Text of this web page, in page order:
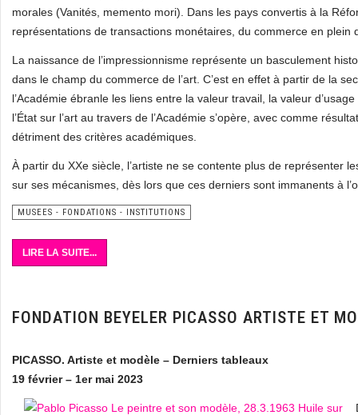
morales (Vanités, memento mori). Dans les pays convertis à la
représentations de transactions monétaires, du commerce en plein
La naissance de l’impressionnisme représente un basculement
dans le champ du commerce de l’art. C’est en effet à partir de la
l’Académie ébranle les liens entre la valeur travail, la valeur
l’État sur l’art au travers de l’Académie s’opère, avec comme
détriment des critères académiques.
À partir du XXe siècle, l’artiste ne se contente plus de représenter
sur ses mécanismes, dès lors que ces derniers sont immanents à
MUSEES - FONDATIONS - INSTITUTIONS
LIRE LA SUITE...
FONDATION BEYELER PICASSO ARTISTE ET
PICASSO. Artiste et modèle – Derniers tableaux
19 février – 1er mai 2023